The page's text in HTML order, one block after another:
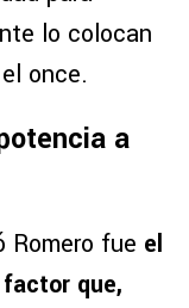
que esto
gana
lo colocan
once.
a